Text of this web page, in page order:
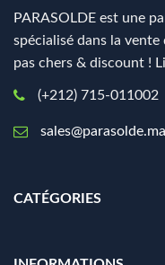
PARASOLDE est une
spécialisé dans la
pas chers & discount !
(+212) 715-011002
sales@parasolde.ma
CATÉGORIES